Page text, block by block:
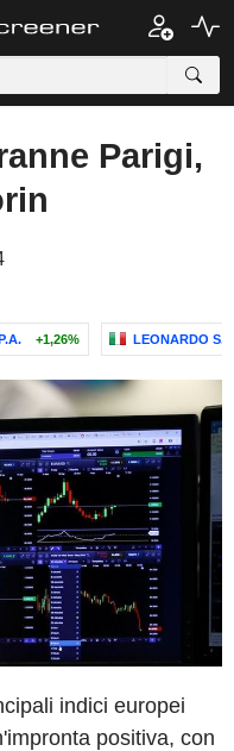
Parigi,
+1,26% LEONARDO
indici europei
positiva, con